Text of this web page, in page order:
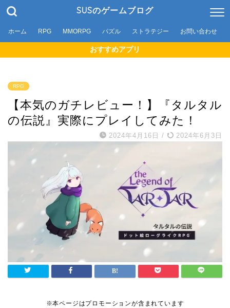
SUSのゲームブログ
ホーム RPG MMORPG パズル ストラテジー お問い合わせ
おすすめアプリ
RPG
【本気のガチレビュー！】『タルタル
の伝説』実際にプレイしてみた！
2024年4月16日 / 2024年6月3日
※本ページはプロモーションが含まれています